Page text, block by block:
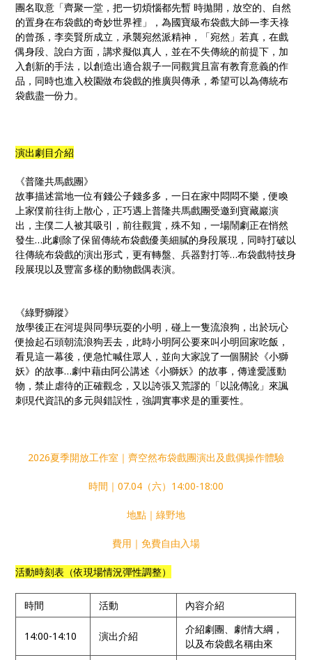
團名取意「齊聚一堂，把一切煩惱都先暫 時拋開，放空的、自然
的置身在布袋戲的奇妙世界裡」，為國寶級布袋戲大師—李天祿
的曾孫，李奕賢所成立，承襲宛然派精神，「宛然」若真，在戲
偶身段、說白方面，講求擬似真人，並在不失傳統的前提下，加
入創新的手法，以創造出適合親子一同觀賞且富有教育意義的作
品，同時也進入校園做布袋戲的推廣與傳承，希望可以為傳統布
袋戲盡一份力。
演出劇目介紹
《普隆共馬戲團》
故事描述當地一位有錢公子錢多多，一日在家中悶悶不樂，便喚
上家僕前往街上散心，正巧遇上普隆共馬戲團受邀到寶藏巖演
出，主僕二人被其吸引，前往觀賞，殊不知，一場鬧劇正在悄然
發生…此劇除了保留傳統布袋戲優美細膩的身段展現，同時打破以
往傳統布袋戲的演出形式，更有轉盤、兵器對打等…布袋戲特技身
段展現以及豐富多樣的動物戲偶表演。
《綠野獅蹤》
放學後正在河堤與同學玩耍的小明，碰上一隻流浪狗，出於玩心
便撿起石頭朝流浪狗丟去，此時小明阿公要來叫小明回家吃飯，
看見這一幕後，便急忙喊住眾人，並向大家說了一個關於《小獅
妖》的故事…劇中藉由阿公講述《小獅妖》的故事，傳達愛護動
物，禁止虐待的正確觀念，又以誇張又荒謬的「以訛傳訛」來諷
刺現代資訊的多元與錯誤性，強調實事求是的重要性。
2026夏季開放工作室｜齊空然布袋戲團演出及戲偶操作體驗
時間｜07.04（六）14:00-18:00
地點｜綠野地
費用｜免費自由入場
活動時刻表（依現場情況彈性調整）
時間 活動 內容介紹
14:00-14:10 演出介紹
介紹劇團、劇情大綱，
以及布袋戲名稱由來